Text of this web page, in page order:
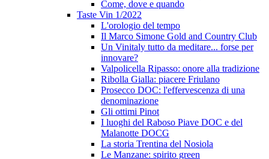
Come, dove e quando
Taste Vin 1/2022
L'orologio del tempo
Il Marco Simone Gold and Country Club
Un Vinitaly tutto da meditare... forse per
innovare?
Valpolicella Ripasso: onore alla tradizione
Ribolla Gialla: piacere Friulano
Prosecco DOC: l'effervescenza di una
denominazione
Gli ottimi Pinot
I luoghi del Raboso Piave DOC e del
Malanotte DOCG
La storia Trentina del Nosiola
Le Manzane: spirito green